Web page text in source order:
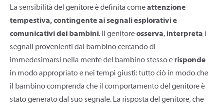
La sensibilità del genitore è definita comeattenzione
tempestiva, contingente ai segnali esplorativi e
comunicativi dei bambini. Il genitoreosserva, interpreta i
segnali provenienti dal bambino cercando di
immedesimarsi nella mente del bambino stesso e risponde
in modo appropriato e nei tempi giusti: tutto ciò in modo che
il bambino comprenda che il comportamento del genitore è
stato generato dal suo segnale. La risposta del genitore, che